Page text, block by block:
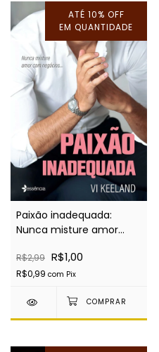
ATÉ 10% OFF
EM QUANTIDADE
Paixão inadequada:
Nunca misture amor
R$2,99 R$1,00
R$0,99 com Pix